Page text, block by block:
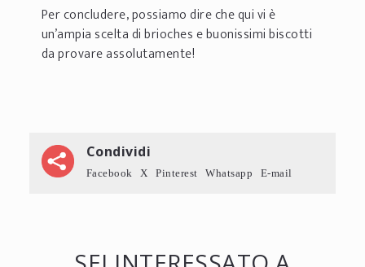
Per concludere, possiamo dire che qui vi è
un’ampia scelta di brioches e buonissimi biscotti
da provare assolutamente!
Condividi
Facebook X Pinterest Whatsapp E-mail